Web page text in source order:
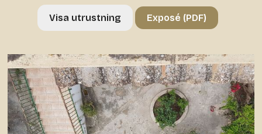
Visa utrustning Exposé (PDF)